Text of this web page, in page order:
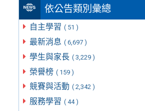
依公告類別彙總
自主學習 ( 51 )
最新消息 ( 6,697 )
學生與家長 ( 3,229 )
榮譽榜 ( 159 )
競賽與活動 ( 2,342 )
服務學習 ( 44 )